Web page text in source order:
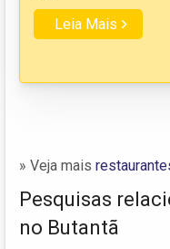
Leia Mais
» Veja mais
Pesquisas
no Butantã